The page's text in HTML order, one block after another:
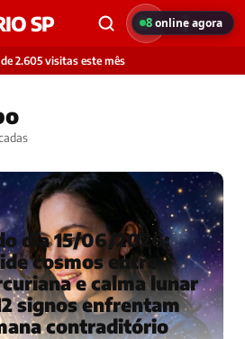
SP
2.605 visitas este mês
dia 15/06/2026:
cosmos entre
e calma lunar
signos enfrentam
contraditório
8online agora